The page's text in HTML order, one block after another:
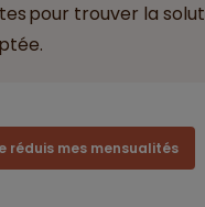
pour trouver la
réduis mes mensualités